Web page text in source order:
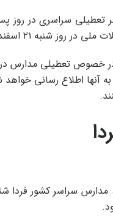
تعطیلی سراسری در روز
۲۱ اسفند بسیار کم است.
خصوص تعطیلی مدارس
اطلاع رسانی